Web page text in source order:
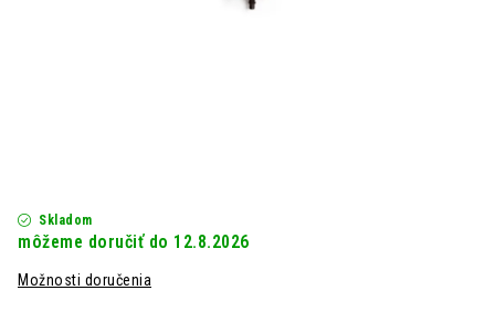
Hodnotenie obchodu
Skladom
12.8.2026
Možnosti doručenia